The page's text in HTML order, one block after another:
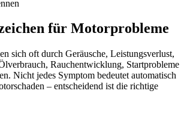
für Motorprobleme
sich oft durch Geräusche, Leistungsverlust,
Rauchentwicklung, Startprobleme
Nicht jedes Symptom bedeutet automatisch
– entscheidend ist die richtige